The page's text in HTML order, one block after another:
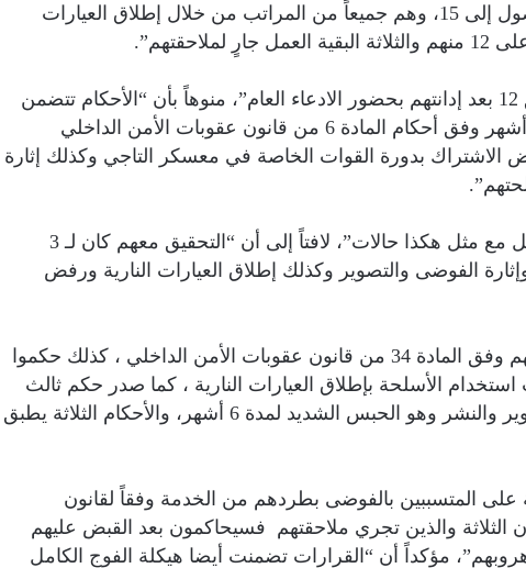
الخدمة”، مشيراً إلى أنه ” تم الوصول إلى 15، وهم جميعاً من المراتب من خلال إطلاق العيارات
وأوضح أن “قرار الحكم صدر بحق 12 بعد إدانتهم بحضور الادعاء العام”، منوهاً بأن “الأحكام تتضمن
الحبس الشديد لمدة 3 سنوات و6 أشهر وفق أحكام المادة 6 من قانون عقوبات الأمن الداخلي
الاشتراك بدورة القوات الخاصة في معسكر التاجي وكذلك إثارة
وأكد أن “وزارة الداخلية لن تتساهل مع مثل هكذا حالات”، لافتاً إلى أن “التحقيق معهم كان لـ 3
الفوضى والتصوير وكذلك إطلاق العيارات النارية ورفض
وأكمل أن “الحكم صدر على 5 منهم وفق المادة 34 من قانون عقوبات الأمن الداخلي ، كذلك حكموا
الأسلحة بإطلاق العيارات النارية ، كما صدر حكم ثالث
باثنين من المتهمين لقيامهما بالتصوير والنشر وهو الحبس الشديد لمدة 6 أشهر، والأحكام الثلاثة يطبق
على المتسببين بالفوضى بطردهم من الخدمة وفقاً لقانون
الثلاثة والذين تجري ملاحقتهم فسيحاكمون بعد القبض عليهم
مؤكداً أن “القرارات تضمنت أيضا هيكلة الفوج الكامل